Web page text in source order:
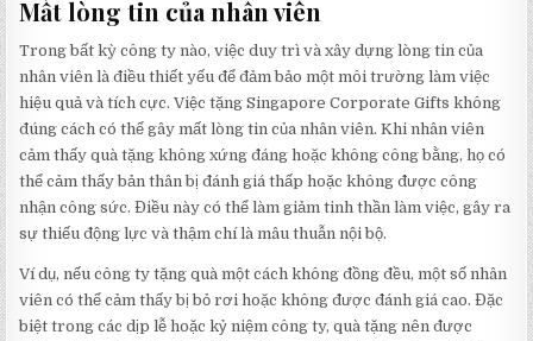
Mất lòng tin của nhân viên
Trong bất kỳ công ty nào, việc duy trì và xây dựng lòng tin của
nhân viên là điều thiết yếu để đảm bảo một môi trường làm việc
hiệu quả và tích cực. Việc tặng Singapore Corporate Gifts không
đúng cách có thể gây mất lòng tin của nhân viên. Khi nhân viên
cảm thấy quà tặng không xứng đáng hoặc không công bằng, họ có
thể cảm thấy bản thân bị đánh giá thấp hoặc không được công
nhận công sức. Điều này có thể làm giảm tinh thần làm việc, gây ra
sự thiếu động lực và thậm chí là mâu thuẫn nội bộ.
Ví dụ, nếu công ty tặng quà một cách không đồng đều, một số nhân
viên có thể cảm thấy bị bỏ rơi hoặc không được đánh giá cao. Đặc
biệt trong các dịp lễ hoặc kỷ niệm công ty, quà tặng nên được